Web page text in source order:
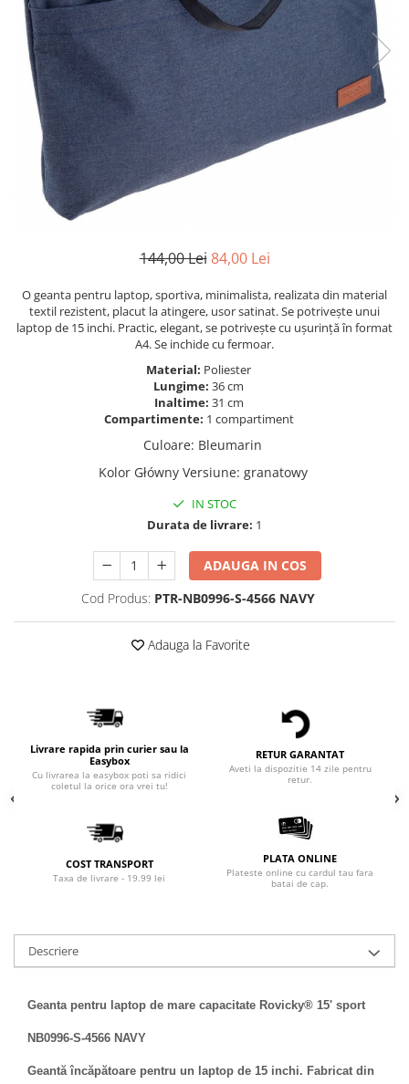
144,00 Lei 84,00 Lei
O geanta pentru laptop, sportiva, minimalista, realizata din material
textil rezistent, placut la atingere, usor satinat. Se potrivește unui
laptop de 15 inchi. Practic, elegant, se potrivește cu ușurință în format
A4. Se inchide cu fermoar.
Material: Poliester
Lungime: 36 cm
Inaltime: 31 cm
Compartimente: 1 compartiment
Culoare: Bleumarin
Kolor Główny Versiune: granatowy
IN STOC
Durata de livrare: 1
ADAUGA IN COS
Cod Produs: PTR-NB0996-S-4566 NAVY
Adauga la Favorite
Livrare rapida prin curier sau la
Easybox
Cu livrarea la easybox poti sa ridici
coletul la orice ora vrei tu!
RETUR GARANTAT
Aveti la dispozitie 14 zile pentru
retur.
COST TRANSPORT
Taxa de livrare - 19.99 lei
PLATA ONLINE
Plateste online cu cardul tau fara
batai de cap.
Descriere
Geanta pentru laptop de mare capacitate Rovicky® 15' sport
NB0996-S-4566 NAVY
Geantă încăpătoare pentru un laptop de 15 inchi. Fabricat din